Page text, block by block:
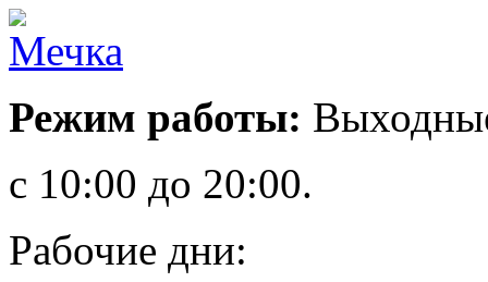
Режим работы:
с 10:00 до 20:00.
Рабочие дни: